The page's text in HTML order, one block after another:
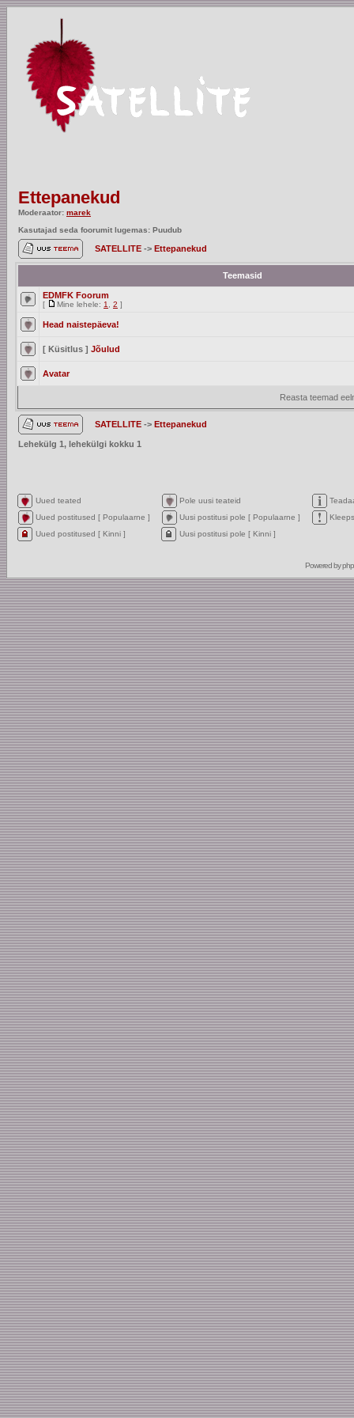
Ettepanekud
Moderaator: marek
Kasutajad seda foorumit lugemas: Puudub
SATELLITE -> Ettepanekud
Teemasid
EDMFK Foorum
[ Mine lehele: 1 2 ]
Head naistepäeva!
[ Küsitlus ] Jõulud
Avatar
Reasta teemad
SATELLITE -> Ettepanekud
Lehekülg 1, lehekülgi kokku 1
Uued teated Pole uusi teateid
Uued postitused [ Populaarne ]
Uusi postitusi pole [ Populaarne ]
Kleeps
Uued postitused [ Kinni ]
Uusi postitusi pole [ Kinni ]
Powered by